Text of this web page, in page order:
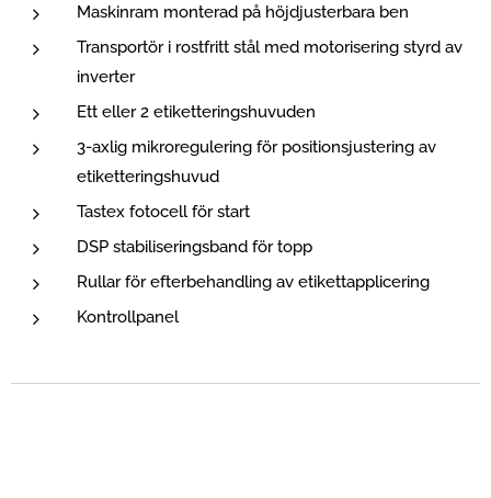
Maskinram monterad på höjdjusterbara ben
Transportör i rostfritt stål med motorisering styrd av
inverter
Ett eller 2 etiketteringshuvuden
3-axlig mikroregulering för positionsjustering av
etiketteringshuvud
Tastex fotocell för start
DSP stabiliseringsband för topp
Rullar för efterbehandling av etikettapplicering
Kontrollpanel